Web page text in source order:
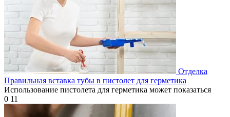
Отделка
Правильная вставка тубы в пистолет для герметика
Использование пистолета для герметика может показаться
0 11